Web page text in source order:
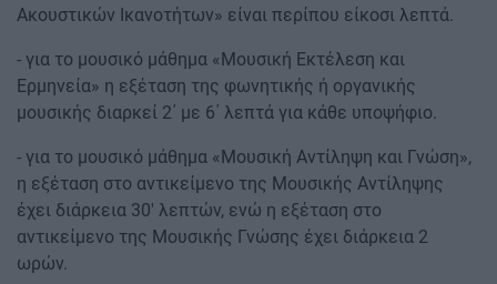
Ακουστικών Ικανοτήτων» είναι περίπου είκοσι λεπτά.
- για το μουσικό μάθημα «Μουσική Εκτέλεση και
Ερμηνεία» η εξέταση της φωνητικής ή οργανικής
μουσικής διαρκεί 2΄ με 6΄ λεπτά για κάθε υποψήφιο.
- για το μουσικό μάθημα «Μουσική Αντίληψη και Γνώση»,
η εξέταση στο αντικείμενο της Μουσικής Αντίληψης
έχει διάρκεια 30' λεπτών, ενώ η εξέταση στο
αντικείμενο της Μουσικής Γνώσης έχει διάρκεια 2
ωρών.